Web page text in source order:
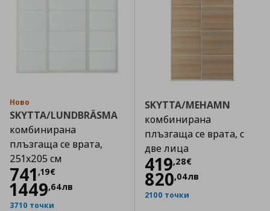
Ново
SKYTTA/LUNDBRÄSMA
комбинирана
плъзгаща се врата,
251x205 см
741 ,19€
Цена
1449,64лв
3710 точки
SKYTTA/MEHAMN
комбинирана
плъзгаща се врата, с
две лица
419,28€
Цена
820,04лв
2100 точки